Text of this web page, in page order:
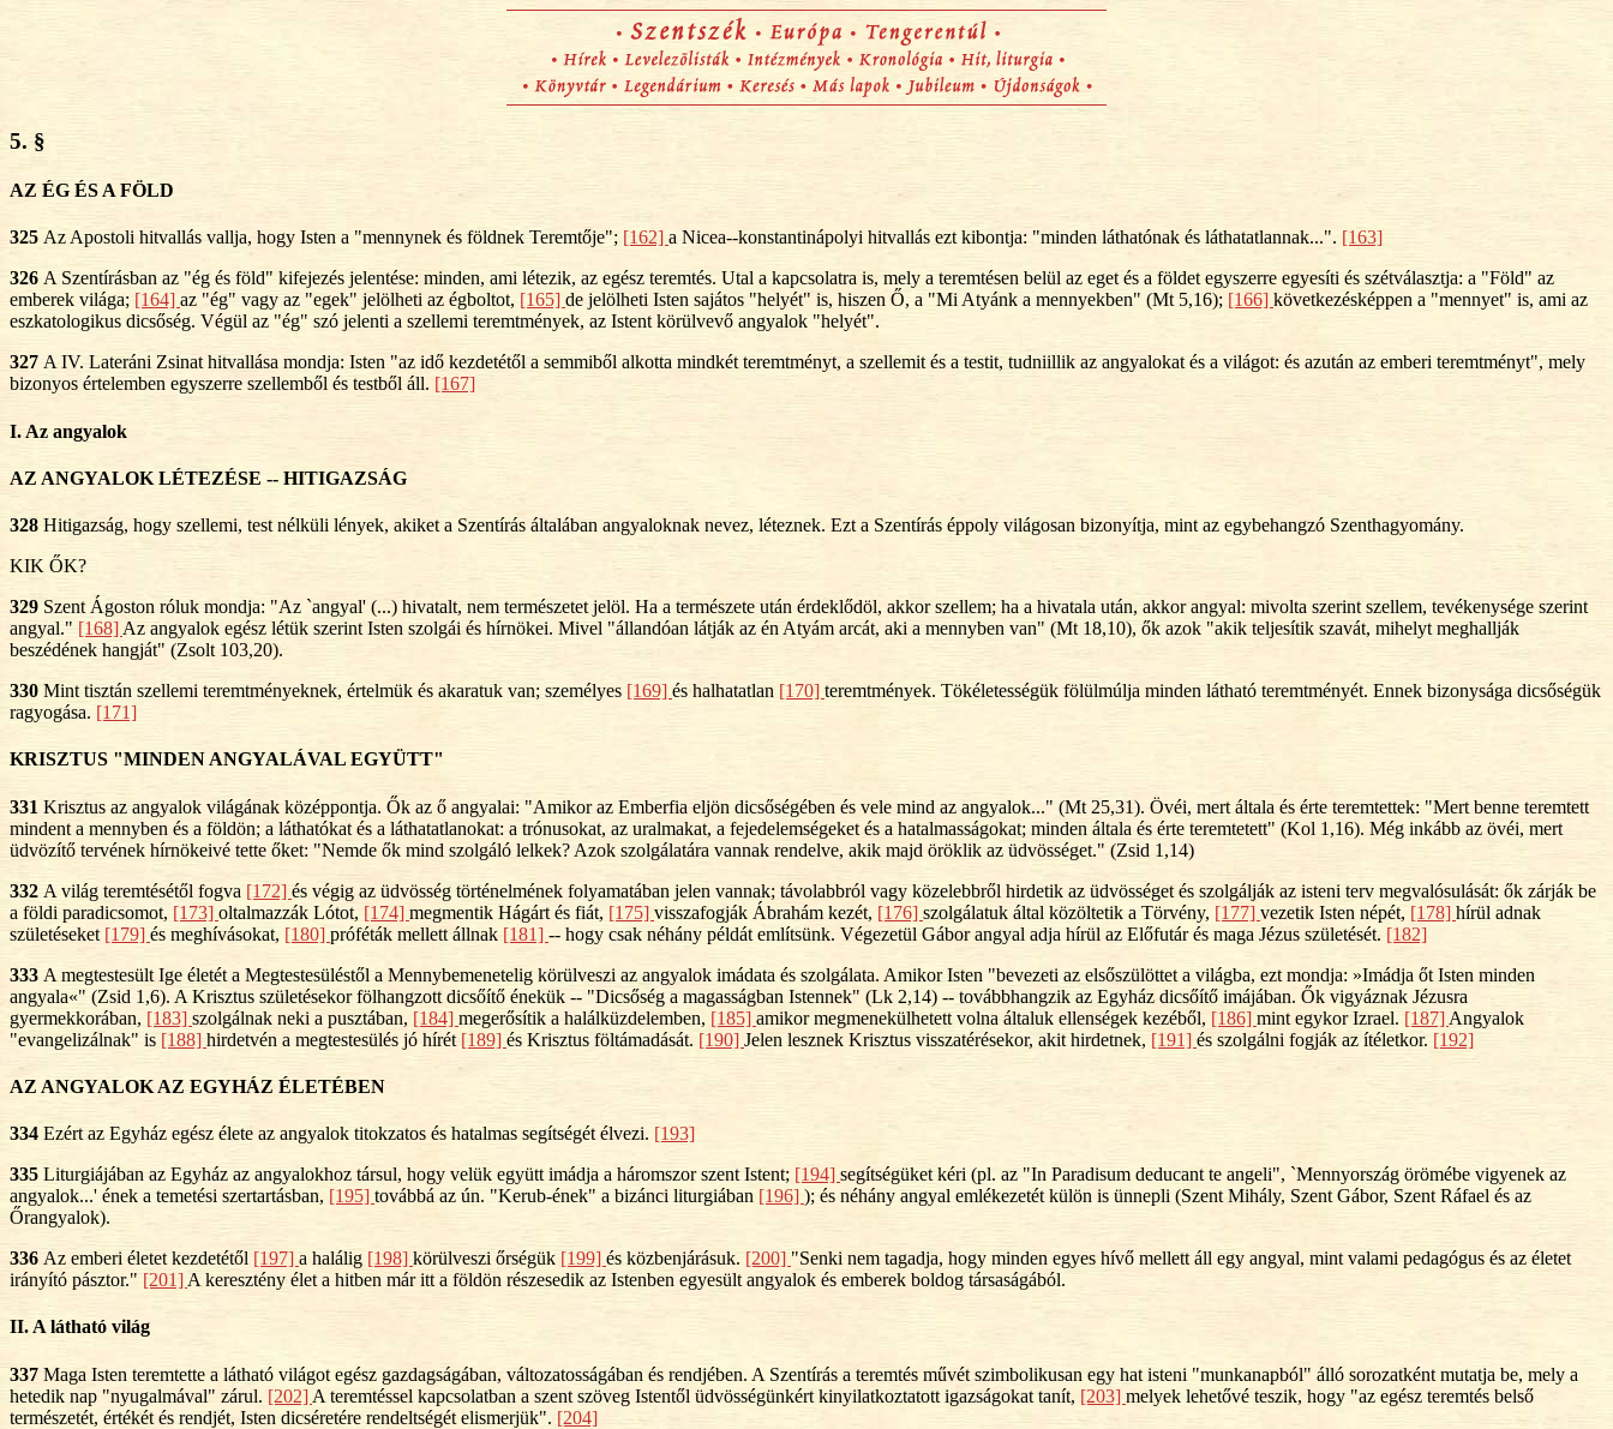
5. §
AZ ÉG ÉS A FÖLD
325 Az Apostoli hitvallás vallja, hogy Isten a "mennynek és földnek Teremtője"; [162] a Nicea--konstantinápolyi hitvallás ezt kibontja: "minden láthatónak és láthatatlannak...". [163]
326 A Szentírásban az "ég és föld" kifejezés jelentése: minden, ami létezik, az egész teremtés. Utal a kapcsolatra is, mely a teremtésen belül az eget és a földet egyszerre egyesíti és szétválasztja: a "Föld" az
emberek világa; [164] az "ég" vagy az "egek" jelölheti az égboltot, [165] de jelölheti Isten sajátos "helyét" is, hiszen Ő, a "Mi Atyánk a mennyekben" (Mt 5,16); [166] következésképpen a "mennyet" is, ami az
eszkatologikus dicsőség. Végül az "ég" szó jelenti a szellemi teremtmények, az Istent körülvevő angyalok "helyét".
327 A IV. Lateráni Zsinat hitvallása mondja: Isten "az idő kezdetétől a semmiből alkotta mindkét teremtményt, a szellemit és a testit, tudniillik az angyalokat és a világot: és azután az emberi teremtményt", mely
bizonyos értelemben egyszerre szellemből és testből áll. [167]
I. Az angyalok
AZ ANGYALOK LÉTEZÉSE -- HITIGAZSÁG
328 Hitigazság, hogy szellemi, test nélküli lények, akiket a Szentírás általában angyaloknak nevez, léteznek. Ezt a Szentírás éppoly világosan bizonyítja, mint az egybehangzó Szenthagyomány.
KIK ŐK?
329 Szent Ágoston róluk mondja: "Az `angyal' (...) hivatalt, nem természetet jelöl. Ha a természete után érdeklődöl, akkor szellem; ha a hivatala után, akkor angyal: mivolta szerint szellem, tevékenysége szerint
angyal." [168] Az angyalok egész létük szerint Isten szolgái és hírnökei. Mivel "állandóan látják az én Atyám arcát, aki a mennyben van" (Mt 18,10), ők azok "akik teljesítik szavát, mihelyt meghallják
beszédének hangját" (Zsolt 103,20).
330 Mint tisztán szellemi teremtményeknek, értelmük és akaratuk van; személyes [169] és halhatatlan [170] teremtmények. Tökéletességük fölülmúlja minden látható teremtményét. Ennek bizonysága dicsőségük
ragyogása. [171]
KRISZTUS "MINDEN ANGYALÁVAL EGYÜTT"
331 Krisztus az angyalok világának középpontja. Ők az ő angyalai: "Amikor az Emberfia eljön dicsőségében és vele mind az angyalok..." (Mt 25,31). Övéi, mert általa és érte teremtettek: "Mert benne teremtett
mindent a mennyben és a földön; a láthatókat és a láthatatlanokat: a trónusokat, az uralmakat, a fejedelemségeket és a hatalmasságokat; minden általa és érte teremtetett" (Kol 1,16). Még inkább az övéi, mert
üdvözítő tervének hírnökeivé tette őket: "Nemde ők mind szolgáló lelkek? Azok szolgálatára vannak rendelve, akik majd öröklik az üdvösséget." (Zsid 1,14)
332 A világ teremtésétől fogva [172] és végig az üdvösség történelmének folyamatában jelen vannak; távolabbról vagy közelebbről hirdetik az üdvösséget és szolgálják az isteni terv megvalósulását: ők zárják be
a földi paradicsomot, [173] oltalmazzák Lótot, [174] megmentik Hágárt és fiát, [175] visszafogják Ábrahám kezét, [176] szolgálatuk által közöltetik a Törvény, [177] vezetik Isten népét, [178] hírül adnak
születéseket [179] és meghívásokat, [180] próféták mellett állnak [181] -- hogy csak néhány példát említsünk. Végezetül Gábor angyal adja hírül az Előfutár és maga Jézus születését. [182]
333 A megtestesült Ige életét a Megtestesüléstől a Mennybemenetelig körülveszi az angyalok imádata és szolgálata. Amikor Isten "bevezeti az elsőszülöttet a világba, ezt mondja: »Imádja őt Isten minden
angyala«" (Zsid 1,6). A Krisztus születésekor fölhangzott dicsőítő énekük -- "Dicsőség a magasságban Istennek" (Lk 2,14) -- továbbhangzik az Egyház dicsőítő imájában. Ők vigyáznak Jézusra
gyermekkorában, [183] szolgálnak neki a pusztában, [184] megerősítik a halálküzdelemben, [185] amikor megmenekülhetett volna általuk ellenségek kezéből, [186] mint egykor Izrael. [187] Angyalok
"evangelizálnak" is [188] hirdetvén a megtestesülés jó hírét [189] és Krisztus föltámadását. [190] Jelen lesznek Krisztus visszatérésekor, akit hirdetnek, [191] és szolgálni fogják az ítéletkor. [192]
AZ ANGYALOK AZ EGYHÁZ ÉLETÉBEN
334 Ezért az Egyház egész élete az angyalok titokzatos és hatalmas segítségét élvezi. [193]
335 Liturgiájában az Egyház az angyalokhoz társul, hogy velük együtt imádja a háromszor szent Istent; [194] segítségüket kéri (pl. az "In Paradisum deducant te angeli", `Mennyország örömébe vigyenek az
angyalok...' ének a temetési szertartásban, [195] továbbá az ún. "Kerub-ének" a bizánci liturgiában [196] ); és néhány angyal emlékezetét külön is ünnepli (Szent Mihály, Szent Gábor, Szent Ráfael és az
Őrangyalok).
336 Az emberi életet kezdetétől [197] a halálig [198] körülveszi őrségük [199] és közbenjárásuk. [200] "Senki nem tagadja, hogy minden egyes hívő mellett áll egy angyal, mint valami pedagógus és az életet
irányító pásztor." [201] A keresztény élet a hitben már itt a földön részesedik az Istenben egyesült angyalok és emberek boldog társaságából.
II. A látható világ
337 Maga Isten teremtette a látható világot egész gazdagságában, változatosságában és rendjében. A Szentírás a teremtés művét szimbolikusan egy hat isteni "munkanapból" álló sorozatként mutatja be, mely a
hetedik nap "nyugalmával" zárul. [202] A teremtéssel kapcsolatban a szent szöveg Istentől üdvösségünkért kinyilatkoztatott igazságokat tanít, [203] melyek lehetővé teszik, hogy "az egész teremtés belső
természetét, értékét és rendjét, Isten dicséretére rendeltségét elismerjük". [204]